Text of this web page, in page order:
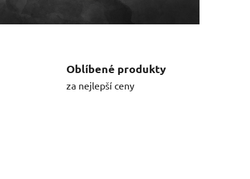
Oblíbené produkty
za nejlepší ceny